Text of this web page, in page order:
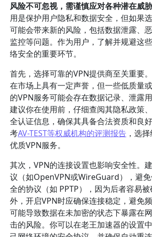
风险不可忽视，需谨慎应对各种潜在威胁
用是保护用户隐私和数据安全，但如果
可能会带来新的风险，包括数据泄露、
监控等问题。作为用户，了解并规避这
络安全的重要环节。
首先，选择可靠的VPN提供商至关重要
在市场上具有一定声誉，但一些低质量
的VPN服务可能会存在数据记录、泄露用
建议你在使用前，仔细查阅其隐私政策
全认证信息，确保其具备合法资质和良
考AV-TEST等权威机构的评测报告 ，选
优质VPN服务。
其次，VPN的连接设置也影响安全性。
议（如OpenVPN或WireGuard），避
全的协议（如 PPTP），因为后者容易
外，开启VPN时应确保连接稳定，避免
可能导致数据在未加密的状态下暴露在
击的风险。你可以在老王加速器的设置